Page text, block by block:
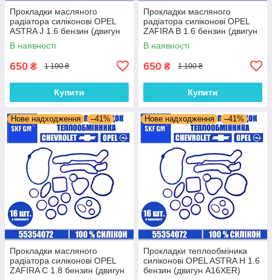
Прокладки масляного
радіатора силіконові OPEL
ASTRA J 1.6 бензин (двигун
A18XER) комплект 16 шт.
В наявності
650 ₴ 1 100 ₴
Купити
Прокладки масляного
радіатора силіконові OPEL
ZAFIRA B 1.6 бензин (двигун
Z16XER) комплект 16 шт.
В наявності
650 ₴ 1 100 ₴
Купити
Нове надходження –41%
Прокладки масляного
радіатора силіконові OPEL
ZAFIRA C 1.8 бензин (двигун
Нове надходження –41%
Прокладки теплообміника
силіконові OPEL ASTRA H 1.6
бензин (двигун A16XER)